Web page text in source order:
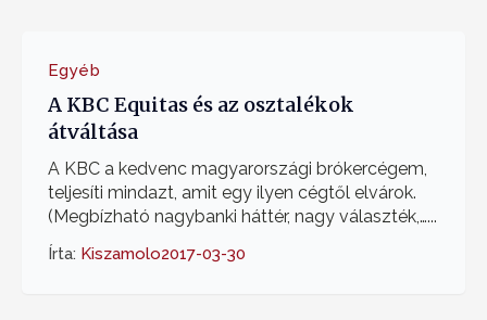
Egyéb
A KBC Equitas és az osztalékok
átváltása
A KBC a kedvenc magyarországi brókercégem,
teljesíti mindazt, amit egy ilyen cégtől elvárok.
(Megbízható nagybanki háttér, nagy választék,…...
Írta: Kiszamolo2017-03-30